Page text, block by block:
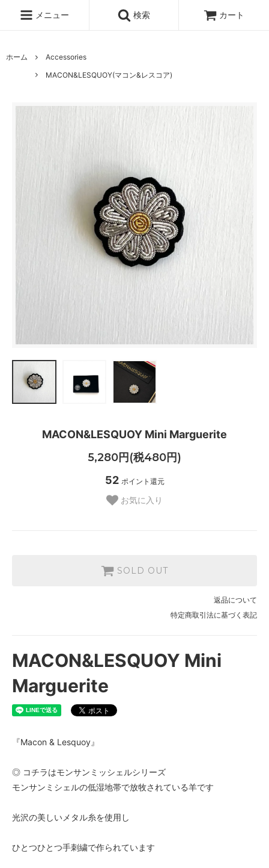
メニュー 検索 カート
ホーム
Accessories
MACON&LESQUOY(マコン&レスコア)
MACON&LESQUOY Mini Marguerite
5,280円(税480円)
52 ポイント還元
お気に入り
SOLD OUT
返品について
特定商取引法に基づく表記
MACON&LESQUOY Mini
Marguerite
『Macon & Lesquoy』
◎ コチラはモンサンミッシェルシリーズ
モンサンミシェルの低湿地帯で放牧されている羊です
光沢の美しいメタル糸を使用し
ひとつひとつ手刺繍で作られています